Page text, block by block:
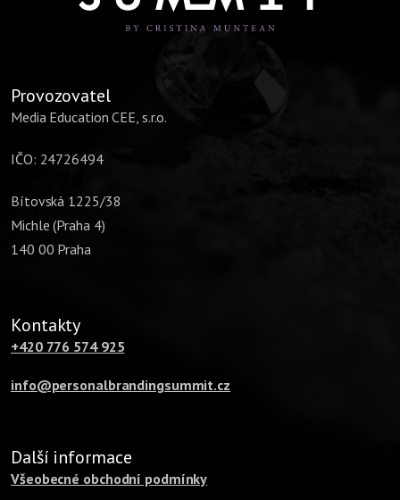
Provozovatel
Media Education CEE, s.r.o.
IČO: 24726494
Bítovská 1225/38
Michle (Praha 4)
140 00 Praha
Kontakty
+420 776 574 925
info@personalbrandingsummit.cz
Další informace
Všeobecné obchodní podmínky